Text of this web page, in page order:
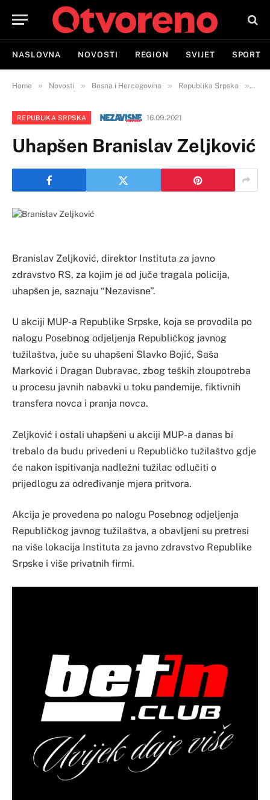
NASLOVNA NOVOSTI REGION SVIJET SPORT
Home » Novosti » Bosna i Hercegovina » Republika Srpska »
REPUBLIKA SRPSKA 16.09.2021
Uhapšen Branislav Zeljković
Branislav Zeljković, direktor Instituta za javno
zdravstvo RS, za kojim je od juče tragala policija,
uhapšen je, saznaju “Nezavisne”.
U akciji MUP-a Republike Srpske, koja se provodila po
nalogu Posebnog odjeljenja Republičkog javnog
tužilaštva, juče su uhapšeni Slavko Bojić, Saša
Marković i Dragan Dubravac, zbog teških zloupotreba
u procesu javnih nabavki u toku pandemije, fiktivnih
transfera novca i pranja novca.
Zeljković i ostali uhapšeni u akciji MUP-a danas bi
trebalo da budu privedeni u Republičko tužilaštvo gdje
će nakon ispitivanja nadležni tužilac odlučiti o
prijedlogu za određivanje mjera pritvora.
Akcija je provedena po nalogu Posebnog odjeljenja
Republičkog javnog tužilaštva, a obavljeni su pretresi
na više lokacija Instituta za javno zdravstvo Republike
Srpske i više privatnih firmi.